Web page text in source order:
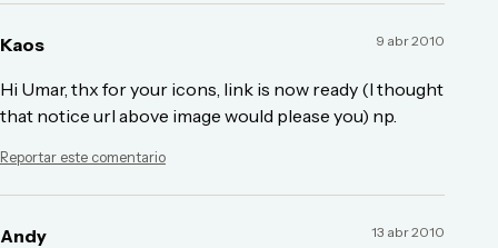
Kaos 9 abr 2010
Hi Umar, thx for your icons, link is now ready (I thought
that notice url above image would please you) np.
Reportar este comentario
Andy 13 abr 2010